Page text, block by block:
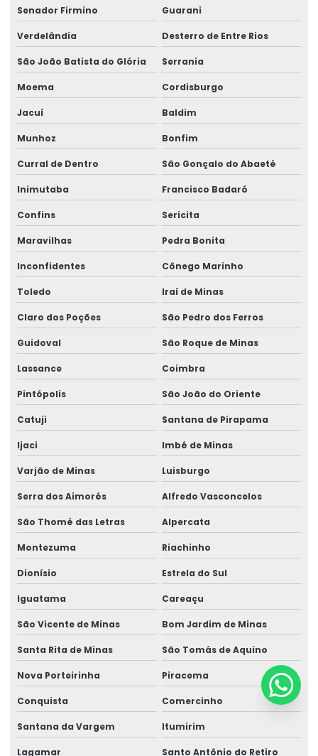
Senador Firmino Guarani
Verdelândia Desterro de Entre Rios
São João Batista do Glória Serrania
Moema Cordisburgo
Jacuí Baldim
Munhoz Bonfim
Curral de Dentro São Gonçalo do Abaeté
Inimutaba Francisco Badaró
Confins Sericita
Maravilhas Pedra Bonita
Inconfidentes Cônego Marinho
Toledo Iraí de Minas
Claro dos Poções São Pedro dos Ferros
Guidoval São Roque de Minas
Lassance Coimbra
Pintópolis São João do Oriente
Catuji Santana de Pirapama
Ijaci Imbé de Minas
Varjão de Minas Luisburgo
Serra dos Aimorés Alfredo Vasconcelos
São Thomé das Letras Alpercata
Montezuma Riachinho
Dionísio Estrela do Sul
Iguatama Careaçu
São Vicente de Minas Bom Jardim de Minas
Santa Rita de Minas São Tomás de Aquino
Nova Porteirinha Piracema
Conquista Comercinho
Santana da Vargem Itumirim
Lagamar Santo Antônio do Retiro